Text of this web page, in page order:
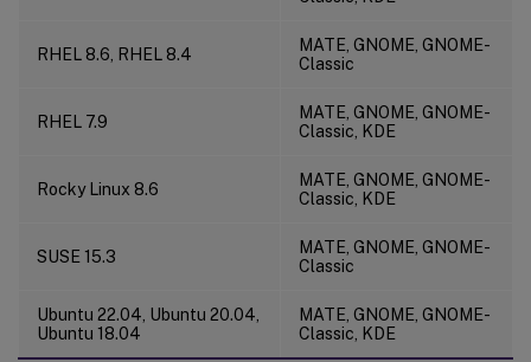
RHEL 8.6, RHEL 8.4
MATE, GNOME, GNOME-
Classic
RHEL 7.9
MATE, GNOME, GNOME-
Classic, KDE
Rocky Linux 8.6
MATE, GNOME, GNOME-
Classic, KDE
SUSE 15.3
MATE, GNOME, GNOME-
Classic
Ubuntu 22.04, Ubuntu 20.04,
Ubuntu 18.04
MATE, GNOME, GNOME-
Classic, KDE